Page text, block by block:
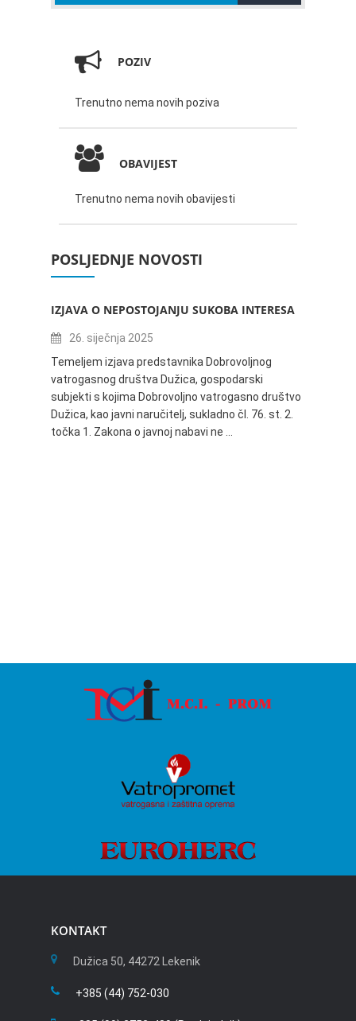
POZIV
Trenutno nema novih poziva
OBAVIJEST
Trenutno nema novih obavijesti
POSLJEDNJE NOVOSTI
IZJAVA O NEPOSTOJANJU SUKOBA INTERESA
26. siječnja 2025
Temeljem izjava predstavnika Dobrovoljnog
vatrogasnog društva Dužica, gospodarski
subjekti s kojima Dobrovoljno vatrogasno društvo
Dužica, kao javni naručitelj, sukladno čl. 76. st. 2.
točka 1. Zakona o javnoj nabavi ne …
KONTAKT
Dužica 50, 44272 Lekenik
+385 (44) 752-030